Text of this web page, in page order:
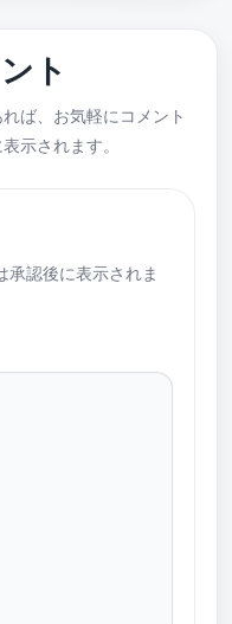
ト
ば、お気軽にコメント
示されます。
承認後に表示されま